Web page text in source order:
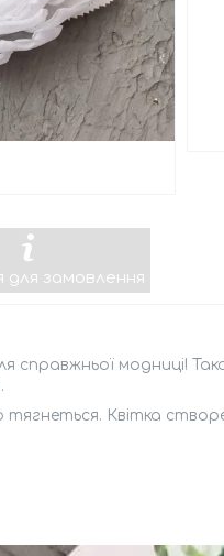
для замовлення
справжньої модниці!
Квітка